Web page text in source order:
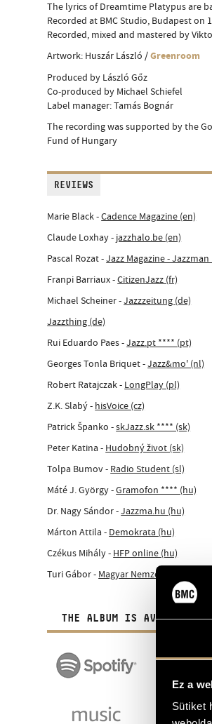
Ez a
Sütiket
The lyrics of Dreamtime Platypus are
Recorded at BMC Studio, Budapest on
Recorded, mixed and mastered by
Artwork: Huszár László /Greenroom
Produced by László Gőz
Co-produced by Michael Schiefel
Label manager: Tamás Bognár
The recording was supported by the
Fund of Hungary
REVIEWS
Marie Black -Cadence Magazine (en)
Claude Loxhay - jazzhalo.be (en)
Pascal Rozat -Jazz Magazine - Jazzman
Franpi Barriaux -CitizenJazz (fr)
Michael Scheiner -Jazzzeitung (de)
Jazzthing (de)
Rui Eduardo Paes -Jazz.pt **** (pt)
Georges Tonla Briquet -Jazz&mo' (nl)
Robert Ratajczak - LongPlay (pl)
Z.K. Slabý - hisVoice (cz)
Patrick Španko -skJazz.sk **** (sk)
Peter Katina - Hudobný život (sk)
Tolpa Bumov - Radio Student (sl)
Máté J. György -Gramofon **** (hu)
Dr. Nagy Sándor -Jazzma.hu (hu)
Márton Attila - Demokrata (hu)
Czékus Mihály - HFP online (hu)
Turi Gábor - Magyar Nemzet (hu)
THE ALBUM IS AVAILABLE